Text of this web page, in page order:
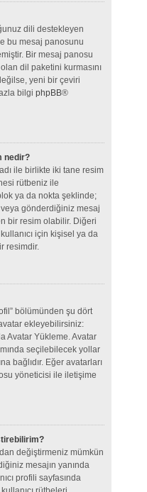
dili destekleyen
bu mesaj panosunu
Bir mesaj panosu
dil paketini kurmasını
yeni bir çeviri
bilgi phpBB®
nedir?
ile birlikte iki tane resim
rütbeniz ile
ya da nokta şeklinde;
gönderdiğiniz mesaj
bir resim olabilir. Diğeri
için kişisel ya da
resimdir.
bölümünden şu dört
ekleyebilirsiniz:
Avatar Yükleme. Avatar
seçilebilecek yollar
bağlıdır. Eğer avatarları
yöneticisi ile iletişime
değiştirmeniz mümkün
mesajın yanında
profili sayfasında